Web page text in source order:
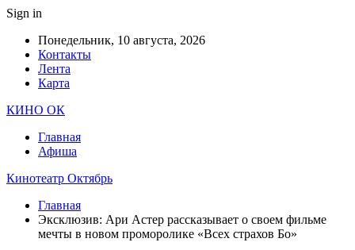
Sign in
Понедельник, 10 августа, 2026
Контакты
Лента
Карта
КИНО ОК
Главная
Афиша
Кинотеатр Октябрь
Главная
Эксклюзив: Ари Астер рассказывает о своем фильме
мечты в новом проморолике «Всех страхов Бо»